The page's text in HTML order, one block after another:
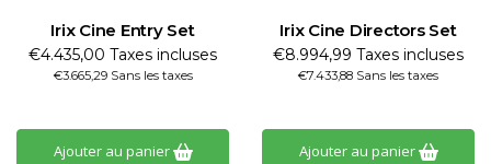
Irix Cine Entry Set
€4.435,00 Taxes incluses
€3.665,29 Sans les taxes
Ajouter au panier
Irix Cine Directors Set
€8.994,99 Taxes incluses
€7.433,88 Sans les taxes
Ajouter au panier